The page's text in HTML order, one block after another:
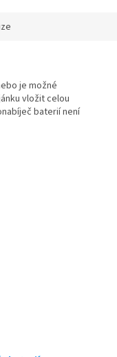
je možné
vložit celou
baterií není